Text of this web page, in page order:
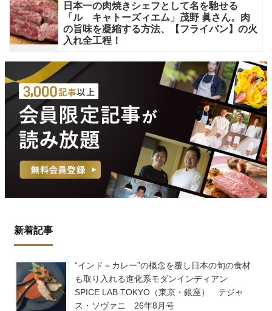
日本一の肉焼きシェフとして名を馳せる
「ル キャトーズィエム」茂野 眞さん。肉
の旨味を凝縮する方法、【フライパン】の火
入れ全工程！
新着記事
“インド＝カレー”の概念を覆し日本の旬の食材
も取り入れる進化系モダンインディアン
SPICE LAB TOKYO（東京・銀座） テジャ
ス・ソヴァニ 26年8月号